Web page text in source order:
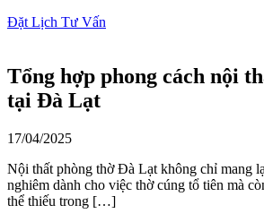
Đặt Lịch Tư Vấn
Tổng hợp phong cách nội
tại Đà Lạt
17/04/2025
Nội thất phòng thờ Đà Lạt không chỉ mang
nghiêm dành cho việc thờ cúng tổ tiên mà
thể thiếu trong […]